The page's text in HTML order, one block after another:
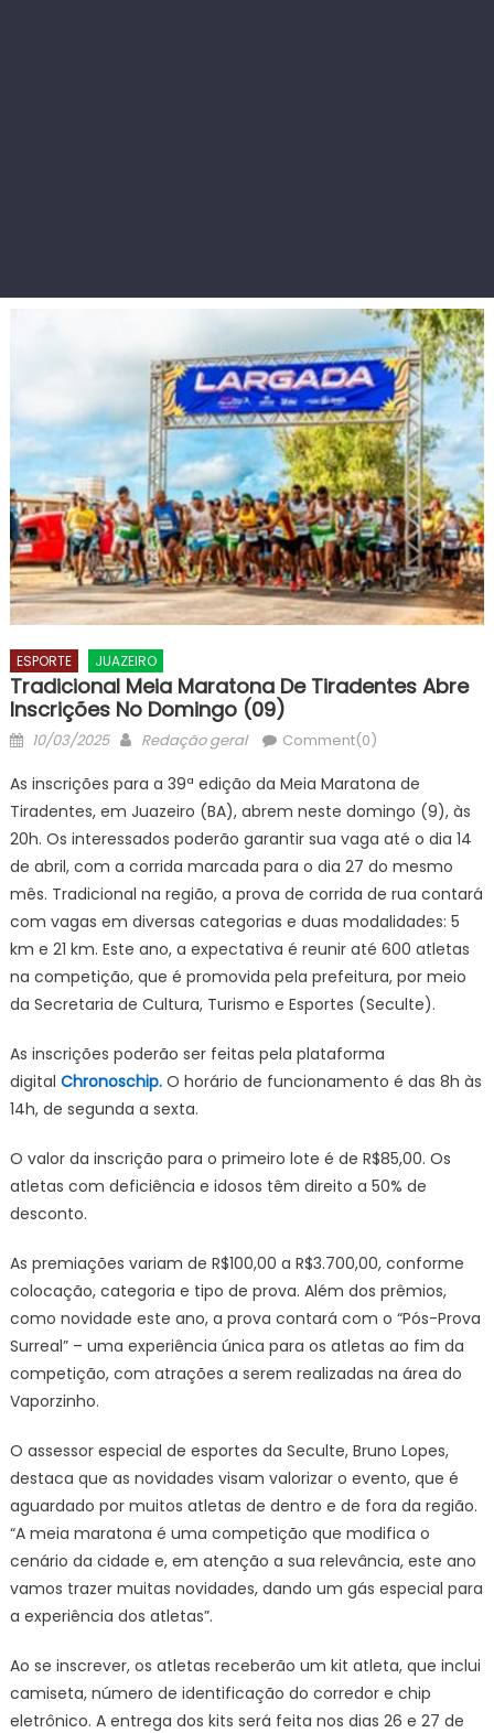
ESPORTE JUAZEIRO
Tradicional Meia Maratona De Tiradentes Abre
Inscrições No Domingo (09)
Posted
10/03/2025 Author
Redação geral Comment(0)
As inscrições para a 39ª edição da Meia Maratona de
Tiradentes, em Juazeiro (BA), abrem neste domingo (9), às
20h. Os interessados poderão garantir sua vaga até o dia 14
de abril, com a corrida marcada para o dia 27 do mesmo
mês. Tradicional na região, a prova de corrida de rua contará
com vagas em diversas categorias e duas modalidades: 5
km e 21 km. Este ano, a expectativa é reunir até 600 atletas
na competição, que é promovida pela prefeitura, por meio
da Secretaria de Cultura, Turismo e Esportes (Seculte).
As inscrições poderão ser feitas pela plataforma
digital Chronoschip. O horário de funcionamento é das 8h às
14h, de segunda a sexta.
O valor da inscrição para o primeiro lote é de R$85,00. Os
atletas com deficiência e idosos têm direito a 50% de
desconto.
As premiações variam de R$100,00 a R$3.700,00, conforme
colocação, categoria e tipo de prova. Além dos prêmios,
como novidade este ano, a prova contará com o “Pós-Prova
Surreal” – uma experiência única para os atletas ao fim da
competição, com atrações a serem realizadas na área do
Vaporzinho.
O assessor especial de esportes da Seculte, Bruno Lopes,
destaca que as novidades visam valorizar o evento, que é
aguardado por muitos atletas de dentro e de fora da região.
“A meia maratona é uma competição que modifica o
cenário da cidade e, em atenção a sua relevância, este ano
vamos trazer muitas novidades, dando um gás especial para
a experiência dos atletas”.
Ao se inscrever, os atletas receberão um kit atleta, que inclui
camiseta, número de identificação do corredor e chip
eletrônico. A entrega dos kits será feita nos dias 26 e 27 de